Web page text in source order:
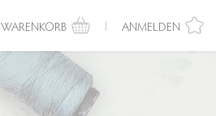
WARENKORB ANMELDEN